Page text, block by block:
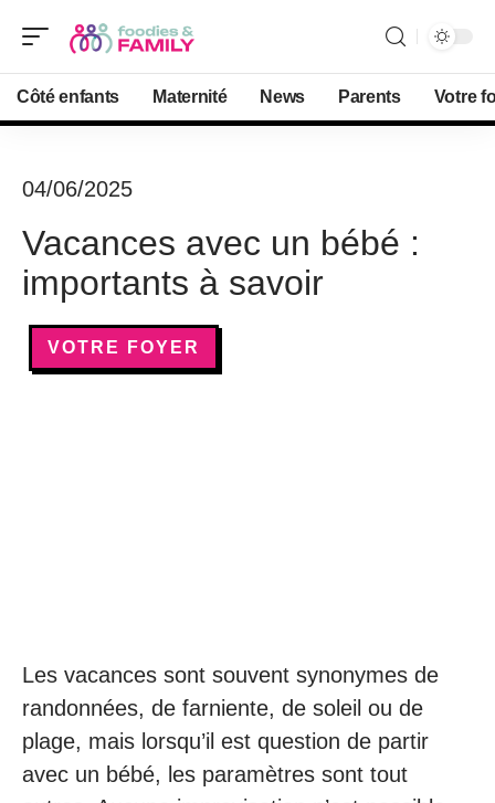
Côté enfants Maternité News Parents Votre
04/06/2025
Vacances avec un bébé :
importants à savoir
VOTRE FOYER
Les vacances sont souvent synonymes de
randonnées, de farniente, de soleil ou de
plage, mais lorsqu’il est question de partir
avec un bébé, les paramètres sont tout